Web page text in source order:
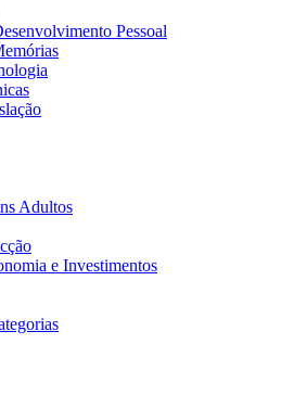
Pessoal
Adultos
e Investimentos